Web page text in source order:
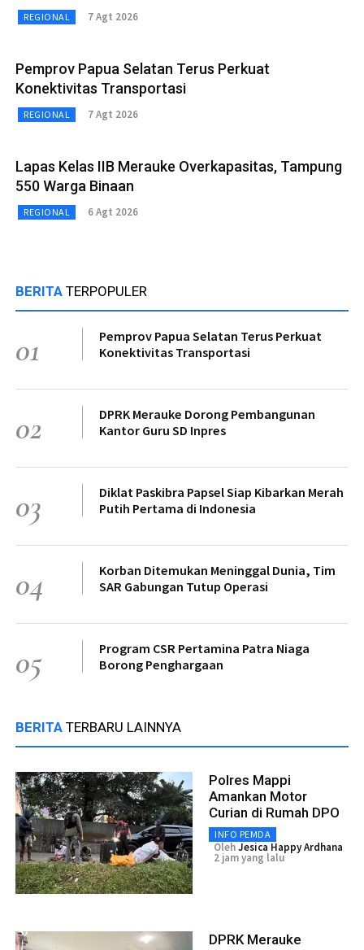
REGIONAL 7 Agt 2026
Pemprov Papua Selatan Terus Perkuat
Konektivitas Transportasi
REGIONAL 7 Agt 2026
Lapas Kelas IIB Merauke Overkapasitas, Tampung
550 Warga Binaan
REGIONAL 6 Agt 2026
BERITA TERPOPULER
01
Pemprov Papua Selatan Terus Perkuat
Konektivitas Transportasi
02
DPRK Merauke Dorong Pembangunan
Kantor Guru SD Inpres
03
Diklat Paskibra Papsel Siap Kibarkan Merah
Putih Pertama di Indonesia
04
Korban Ditemukan Meninggal Dunia, Tim
SAR Gabungan Tutup Operasi
05
Program CSR Pertamina Patra Niaga
Borong Penghargaan
BERITA TERBARU LAINNYA
Polres Mappi
Amankan Motor
Curian di Rumah DPO
INFO PEMDA
OlehJesica Happy Ardhana
2 jam yang lalu
DPRK Merauke